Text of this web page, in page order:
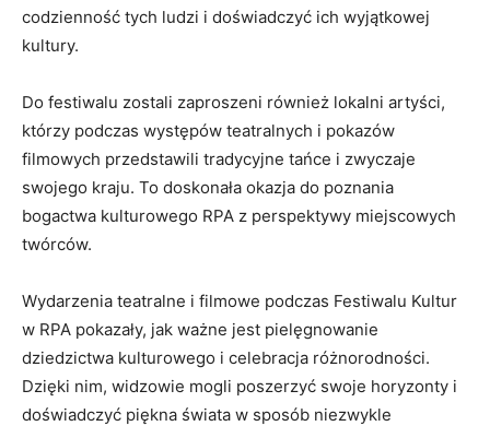
codzienność ​tych ludzi i doświadczyć ⁣ich wyjątkowej
kultury.
Do festiwalu ⁣zostali zaproszeni również ⁤lokalni ​artyści,‍
którzy podczas występów ‌teatralnych i pokazów
filmowych przedstawili tradycyjne tańce ⁢i zwyczaje
swojego‍ kraju. ‌To doskonała okazja do poznania
bogactwa kulturowego RPA ⁢z perspektywy miejscowych⁢
twórców.
Wydarzenia teatralne i filmowe podczas ‍Festiwalu Kultur
w RPA‍ pokazały, ‌jak ⁢ważne jest ⁤pielęgnowanie⁣
dziedzictwa kulturowego‍ i celebracja ‌różnorodności.
Dzięki nim, widzowie ​mogli poszerzyć swoje horyzonty i
doświadczyć piękna świata ⁤w sposób ​niezwykle⁢